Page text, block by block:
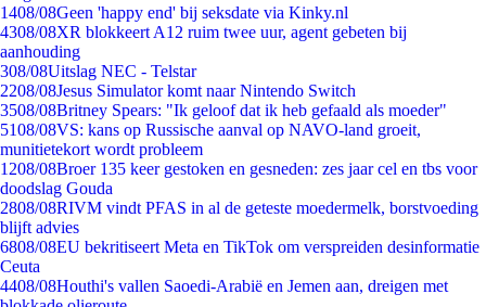
1408/08Geen 'happy end' bij seksdate via Kinky.nl
4308/08XR blokkeert A12 ruim twee uur, agent gebeten bij
aanhouding
308/08Uitslag NEC - Telstar
2208/08Jesus Simulator komt naar Nintendo Switch
3508/08Britney Spears: "Ik geloof dat ik heb gefaald als moeder"
5108/08VS: kans op Russische aanval op NAVO-land groeit,
munitietekort wordt probleem
1208/08Broer 135 keer gestoken en gesneden: zes jaar cel en tbs voor
doodslag Gouda
2808/08RIVM vindt PFAS in al de geteste moedermelk, borstvoeding
blijft advies
6808/08EU bekritiseert Meta en TikTok om verspreiden desinformatie
Ceuta
4408/08Houthi's vallen Saoedi-Arabië en Jemen aan, dreigen met